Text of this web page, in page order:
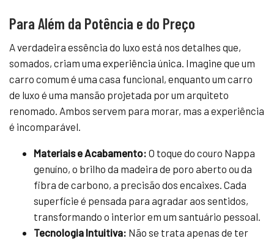
Para Além da Potência e do Preço
A verdadeira essência do luxo está nos detalhes que,
somados, criam uma experiência única. Imagine que um
carro comum é uma casa funcional, enquanto um carro
de luxo é uma mansão projetada por um arquiteto
renomado. Ambos servem para morar, mas a experiência
é incomparável.
Materiais e Acabamento: O toque do couro Nappa
genuíno, o brilho da madeira de poro aberto ou da
fibra de carbono, a precisão dos encaixes. Cada
superfície é pensada para agradar aos sentidos,
transformando o interior em um santuário pessoal.
Tecnologia Intuitiva: Não se trata apenas de ter